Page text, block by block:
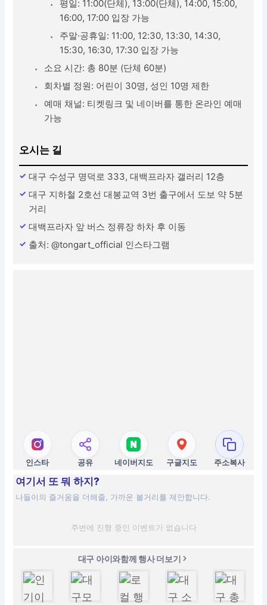
평일: 11:00(단체), 13:00(단체), 14:00, 15:00,
16:00, 17:00 입장 가능
주말·공휴일: 11:00, 12:30, 13:30, 14:30,
15:30, 16:30, 17:30 입장 가능
소요 시간: 총 80분 (단체 60분)
회차별 정원: 어린이 30명, 성인 10명 제한
예매 채널: 티켓링크 및 네이버를 통한 온라인 예매
가능
오시는 길
대구 수성구 명덕로 333, 대백프라자 갤러리 12층
대구 지하철 2호선 대봉교역 3번 출구에서 도보 약 5분
거리
대백프라자 앞 버스 정류장 하차 후 이동
출처: @tongart_official 인스타그램
인스타 공유 네이버지도 구글지도 주소복사
여기서 또 뭐 하지?
나들이의 즐거움을 더해줄, 가까운 볼거리를 제안합니다.
주변에 진행 중인 이벤트가 없습니다
대구 아이와함께 행사 더보기